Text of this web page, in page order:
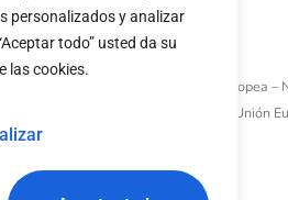
personalizados y analizar
todo” usted da su
las cookies.
«Financiado por la Unión Europea
necesariamente los de la Unión